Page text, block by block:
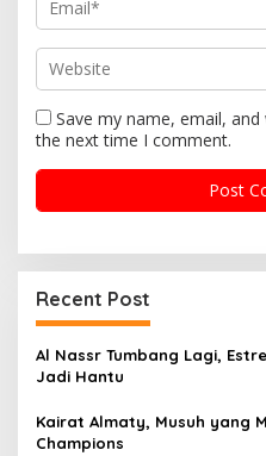
Save my name, email,
the next time I comment.
Recent Post
Al Nassr Tumbang Lagi,
Jadi Hantu
Kairat Almaty, Musuh yang
Champions